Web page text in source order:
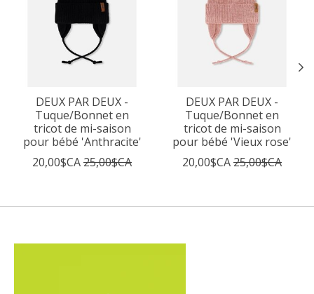
DEUX PAR DEUX -
Tuque/Bonnet en
tricot de mi-saison
pour bébé 'Anthracite'
20,00$CA25,00$CA
DEUX PAR DEUX -
Tuque/Bonnet en
tricot de mi-saison
pour bébé 'Vieux rose'
20,00$CA25,00$CA